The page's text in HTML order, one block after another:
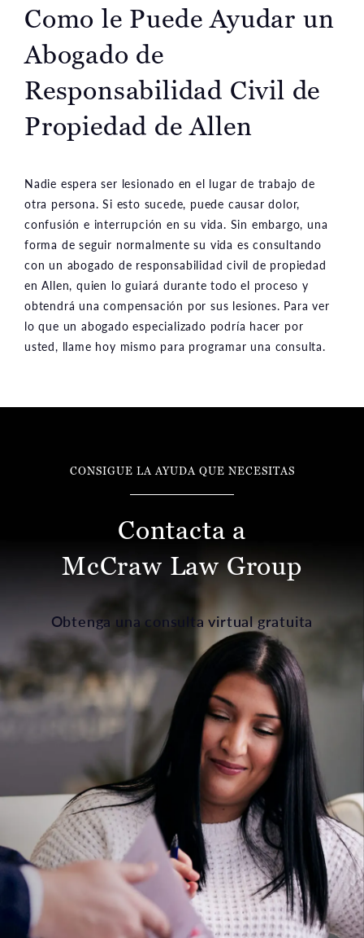
Como le Puede Ayudar un
Abogado de
Responsabilidad Civil de
Propiedad de Allen
Nadie espera ser lesionado en el lugar de trabajo de
otra persona. Si esto sucede, puede causar dolor,
confusión e interrupción en su vida. Sin embargo, una
forma de seguir normalmente su vida es consultando
con un abogado de responsabilidad civil de propiedad
en Allen, quien lo guiará durante todo el proceso y
obtendrá una compensación por sus lesiones. Para ver
lo que un abogado especializado podría hacer por
usted, llame hoy mismo para programar una consulta.
CONSIGUE LA AYUDA QUE NECESITAS
Contacta a
McCraw Law Group
Obtenga una consulta virtual gratuita